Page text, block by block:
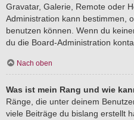
Gravatar, Galerie, Remote oder
Administration kann bestimmen,
benutzen können. Wenn du
du die Board-Administration
Nach oben
Was ist mein Rang und wie
Ränge, die unter deinem
viele Beiträge du bislang erstellt